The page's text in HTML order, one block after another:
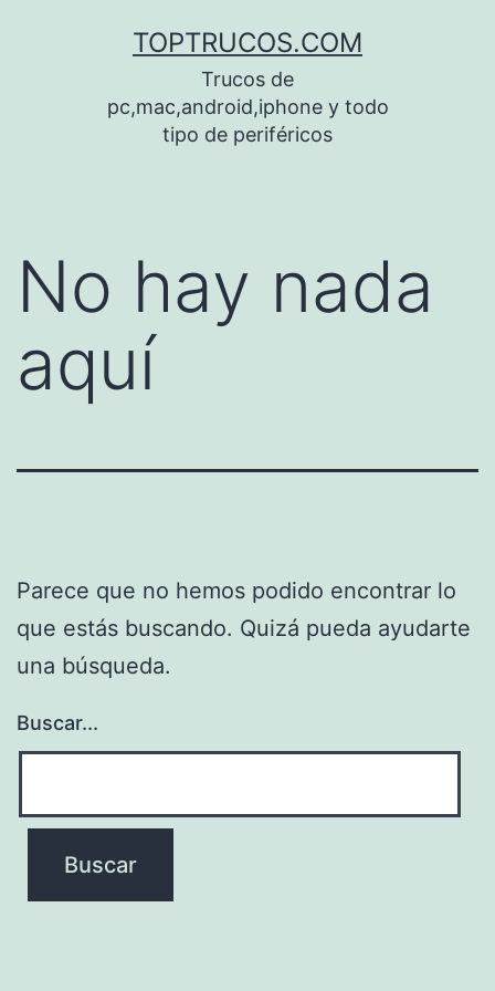
TOPTRUCOS.COM
Trucos de
pc,mac,android,iphone y todo
tipo de periféricos
No hay nada
aquí
Parece que no hemos podido encontrar lo
que estás buscando. Quizá pueda ayudarte
una búsqueda.
Buscar...